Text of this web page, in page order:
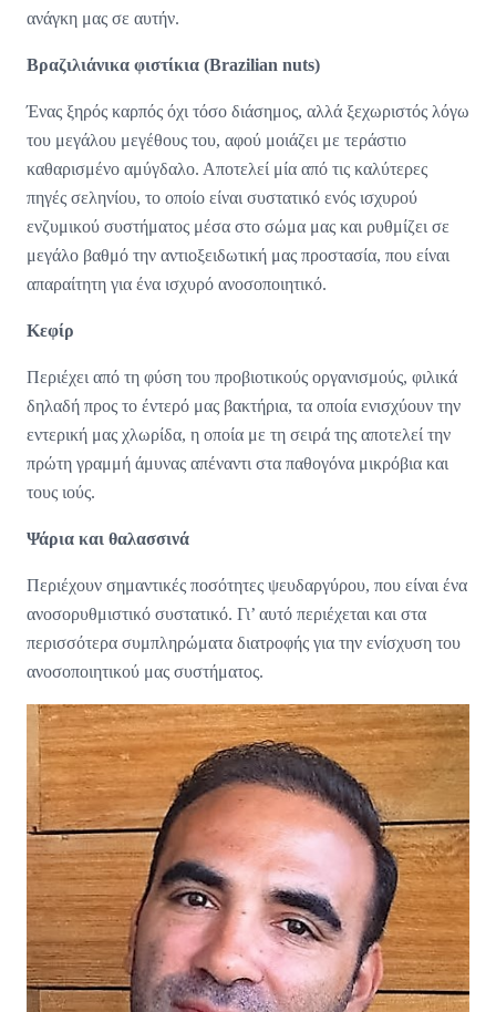
ανάγκη μας σε αυτήν.
Βραζιλιάνικα φιστίκια (Brazilian nuts)
Ένας ξηρός καρπός όχι τόσο διάσημος, αλλά ξεχωριστός λόγω
του μεγάλου μεγέθους του, αφού μοιάζει με τεράστιο
καθαρισμένο αμύγδαλο. Αποτελεί μία από τις καλύτερες
πηγές σεληνίου, το οποίο είναι συστατικό ενός ισχυρού
ενζυμικού συστήματος μέσα στο σώμα μας και ρυθμίζει σε
μεγάλο βαθμό την αντιοξειδωτική μας προστασία, που είναι
απαραίτητη για ένα ισχυρό ανοσοποιητικό.
Κεφίρ
Περιέχει από τη φύση του προβιοτικούς οργανισμούς, φιλικά
δηλαδή προς το έντερό μας βακτήρια, τα οποία ενισχύουν την
εντερική μας χλωρίδα, η οποία με τη σειρά της αποτελεί την
πρώτη γραμμή άμυνας απέναντι στα παθογόνα μικρόβια και
τους ιούς.
Ψάρια και θαλασσινά
Περιέχουν σημαντικές ποσότητες ψευδαργύρου, που είναι ένα
ανοσορυθμιστικό συστατικό. Γι’ αυτό περιέχεται και στα
περισσότερα συμπληρώματα διατροφής για την ενίσχυση του
ανοσοποιητικού μας συστήματος.